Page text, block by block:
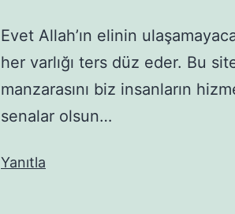
Evet Allah’ın elinin
her varlığı ters düz eder. Bu
manzarasını biz insanların
senalar olsun…
Yanıtla